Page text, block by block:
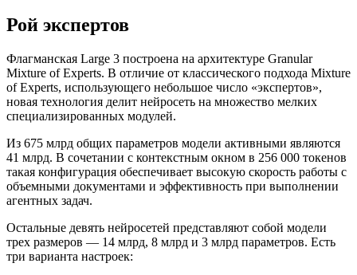
Рой экспертов
Флагманская Large 3 построена на архитектуре Granular
Mixture of Experts. В отличие от классического подхода Mixture
of Experts, использующего небольшое число «экспертов»,
новая технология делит нейросеть на множество мелких
специализированных модулей.
Из 675 млрд общих параметров модели активными являются
41 млрд. В сочетании с контекстным окном в 256 000 токенов
такая конфигурация обеспечивает высокую скорость работы с
объемными документами и эффективность при выполнении
агентных задач.
Остальные девять нейросетей представляют собой модели
трех размеров — 14 млрд, 8 млрд и 3 млрд параметров. Есть
три варианта настроек: